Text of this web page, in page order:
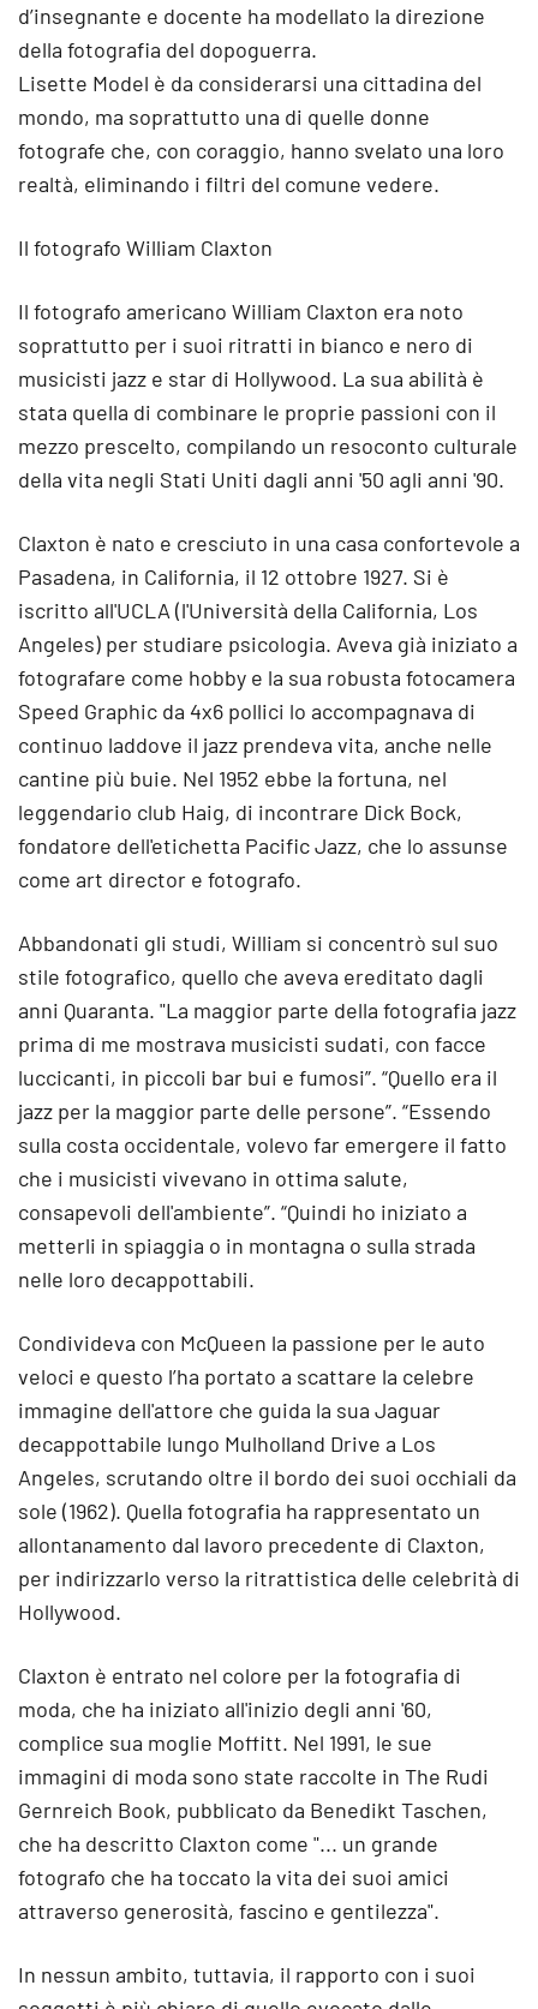
d’insegnante e docente ha modellato la direzione
della fotografia del dopoguerra.
Lisette Model è da considerarsi una cittadina del
mondo, ma soprattutto una di quelle donne
fotografe che, con coraggio, hanno svelato una loro
realtà, eliminando i filtri del comune vedere.
Il fotografo William Claxton
Il fotografo americano William Claxton era noto
soprattutto per i suoi ritratti in bianco e nero di
musicisti jazz e star di Hollywood. La sua abilità è
stata quella di combinare le proprie passioni con il
mezzo prescelto, compilando un resoconto culturale
della vita negli Stati Uniti dagli anni '50 agli anni '90.
Claxton è nato e cresciuto in una casa confortevole a
Pasadena, in California, il 12 ottobre 1927. Si è
iscritto all'UCLA (l'Università della California, Los
Angeles) per studiare psicologia. Aveva già iniziato a
fotografare come hobby e la sua robusta fotocamera
Speed Graphic da 4x6 pollici lo accompagnava di
continuo laddove il jazz prendeva vita, anche nelle
cantine più buie. Nel 1952 ebbe la fortuna, nel
leggendario club Haig, di incontrare Dick Bock,
fondatore dell'etichetta Pacific Jazz, che lo assunse
come art director e fotografo.
Abbandonati gli studi, William si concentrò sul suo
stile fotografico, quello che aveva ereditato dagli
anni Quaranta. "La maggior parte della fotografia jazz
prima di me mostrava musicisti sudati, con facce
luccicanti, in piccoli bar bui e fumosi”. “Quello era il
jazz per la maggior parte delle persone”. “Essendo
sulla costa occidentale, volevo far emergere il fatto
che i musicisti vivevano in ottima salute,
consapevoli dell'ambiente”. “Quindi ho iniziato a
metterli in spiaggia o in montagna o sulla strada
nelle loro decappottabili.
Condivideva con McQueen la passione per le auto
veloci e questo l’ha portato a scattare la celebre
immagine dell'attore che guida la sua Jaguar
decappottabile lungo Mulholland Drive a Los
Angeles, scrutando oltre il bordo dei suoi occhiali da
sole (1962). Quella fotografia ha rappresentato un
allontanamento dal lavoro precedente di Claxton,
per indirizzarlo verso la ritrattistica delle celebrità di
Hollywood.
Claxton è entrato nel colore per la fotografia di
moda, che ha iniziato all'inizio degli anni '60,
complice sua moglie Moffitt. Nel 1991, le sue
immagini di moda sono state raccolte in The Rudi
Gernreich Book, pubblicato da Benedikt Taschen,
che ha descritto Claxton come "... un grande
fotografo che ha toccato la vita dei suoi amici
attraverso generosità, fascino e gentilezza".
In nessun ambito, tuttavia, il rapporto con i suoi